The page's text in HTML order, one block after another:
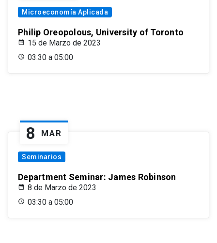
Microeconomía Aplicada
Philip Oreopolous, University of Toronto
15 de Marzo de 2023
03:30 a 05:00
8 MAR
Seminarios
Department Seminar: James Robinson
8 de Marzo de 2023
03:30 a 05:00